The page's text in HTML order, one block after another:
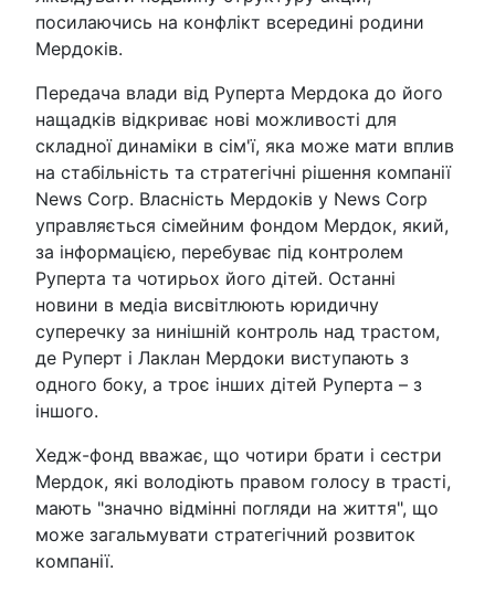
посилаючись на конфлікт всередині родини
Мердоків.
Передача влади від Руперта Мердока до його
нащадків відкриває нові можливості для
складної динаміки в сім'ї, яка може мати вплив
на стабільність та стратегічні рішення компанії
News Corp. Власність Мердоків у News Corp
управляється сімейним фондом Мердок, який,
за інформацією, перебуває під контролем
Руперта та чотирьох його дітей. Останні
новини в медіа висвітлюють юридичну
суперечку за нинішній контроль над трастом,
де Руперт і Лаклан Мердоки виступають з
одного боку, а троє інших дітей Руперта – з
іншого.
Хедж-фонд вважає, що чотири брати і сестри
Мердок, які володіють правом голосу в трасті,
мають "значно відмінні погляди на життя", що
може загальмувати стратегічний розвиток
компанії.